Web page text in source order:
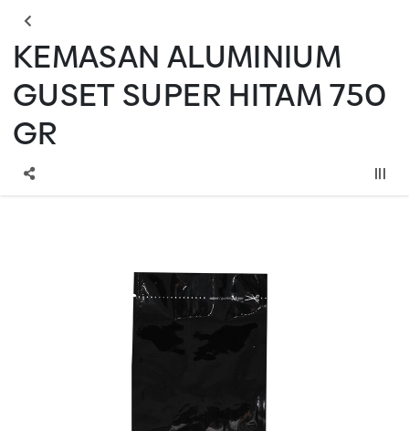
KEMASAN ALUMINIUM
GUSET SUPER HITAM 750
GR